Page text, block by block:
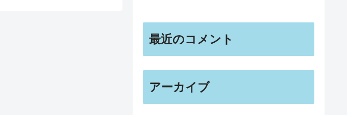
最近のコメント
アーカイブ